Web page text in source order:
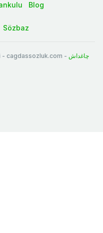
Blog
Sözbaz
- cagdassozluk.com - چاغداش